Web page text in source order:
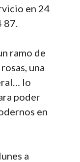
en 24
87.
ramo de
una
lo
poder
en
a